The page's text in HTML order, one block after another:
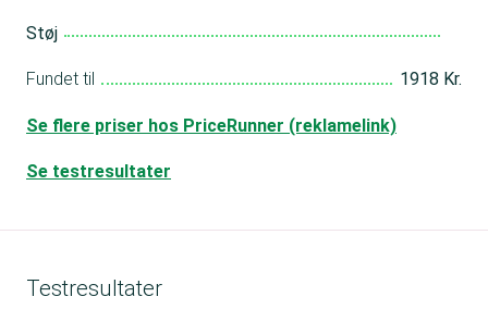
Støj
Fundet til 1918 Kr.
Se flere priser hos PriceRunner (reklamelink)
Se testresultater
Testresultater